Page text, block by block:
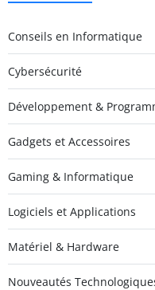
Conseils en Informatique
Cybersécurité
Développement &
Gadgets et Accessoires
Gaming & Informatique
Logiciels et Applications
Matériel & Hardware
Nouveautés